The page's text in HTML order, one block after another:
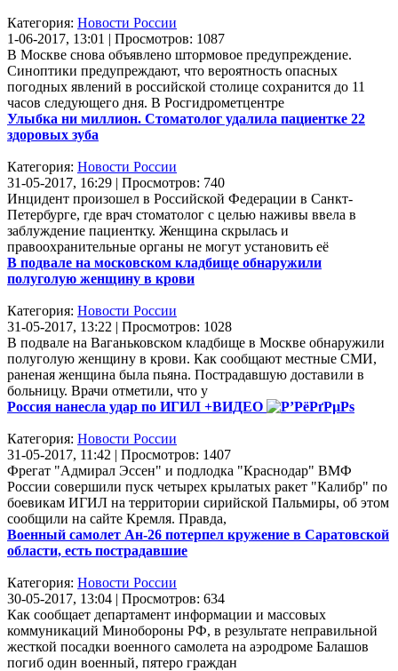
Категория: Новости России
1-06-2017, 13:01 | Просмотров: 1087
В Москве снова объявлено штормовое предупреждение.
Синоптики предупреждают, что вероятность опасных
погодных явлений в российской столице сохранится до 11
часов следующего дня. В Росгидрометцентре
Улыбка ни миллион. Стоматолог удалила пациентке 22
здоровых зуба
Категория: Новости России
31-05-2017, 16:29 | Просмотров: 740
Инцидент произошел в Российской Федерации в Санкт-
Петербурге, где врач стоматолог с целью наживы ввела в
заблуждение пациентку. Женщина скрылась и
правоохранительные органы не могут установить её
В подвале на московском кладбище обнаружили
полуголую женщину в крови
Категория: Новости России
31-05-2017, 13:22 | Просмотров: 1028
В подвале на Ваганьковском кладбище в Москве обнаружили
полуголую женщину в крови. Как сообщают местные СМИ,
раненая женщина была пьяна. Пострадавшую доставили в
больницу. Врачи отметили, что у
Россия нанесла удар по ИГИЛ +ВИДЕО
Категория: Новости России
31-05-2017, 11:42 | Просмотров: 1407
Фрегат "Адмирал Эссен" и подлодка "Краснодар" ВМФ
России совершили пуск четырех крылатых ракет "Калибр" по
боевикам ИГИЛ на территории сирийской Пальмиры, об этом
сообщили на сайте Кремля. Правда,
Военный самолет Ан-26 потерпел кружение в Саратовской
области, есть пострадавшие
Категория: Новости России
30-05-2017, 13:04 | Просмотров: 634
Как сообщает департамент информации и массовых
коммуникаций Минобороны РФ, в результате неправильной
жесткой посадки военного самолета на аэродроме Балашов
погиб один военный, пятеро граждан